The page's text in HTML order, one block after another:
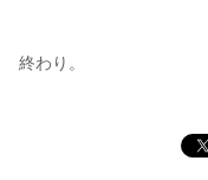
終わり。